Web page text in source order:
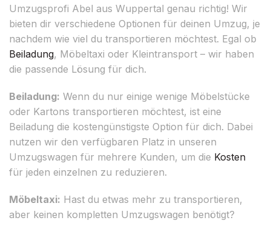
Umzugsprofi Abel aus Wuppertal genau richtig! Wir
bieten dir verschiedene Optionen für deinen Umzug, je
nachdem wie viel du transportieren möchtest. Egal ob
Beiladung, Möbeltaxi oder Kleintransport – wir haben
die passende Lösung für dich.
Beiladung: Wenn du nur einige wenige Möbelstücke
oder Kartons transportieren möchtest, ist eine
Beiladung die kostengünstigste Option für dich. Dabei
nutzen wir den verfügbaren Platz in unseren
Umzugswagen für mehrere Kunden, um die Kosten
für jeden einzelnen zu reduzieren.
Möbeltaxi: Hast du etwas mehr zu transportieren,
aber keinen kompletten Umzugswagen benötigt?